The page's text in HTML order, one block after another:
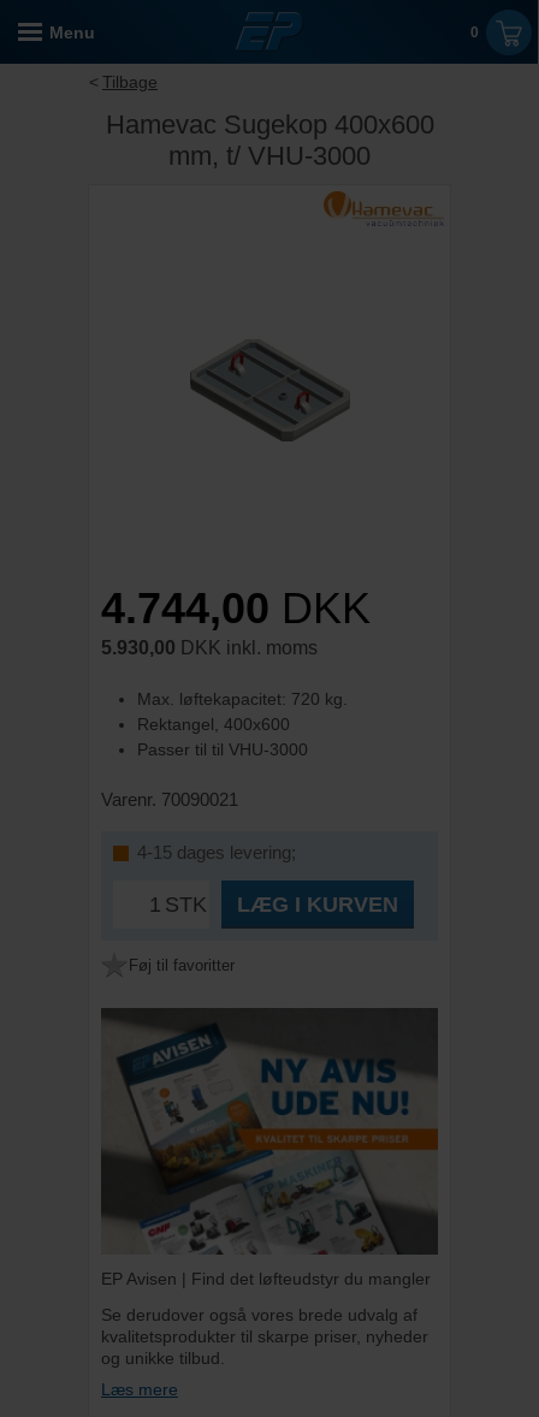
Menu 0
Tilbage
Hamevac Sugekop 400x600
mm, t/ VHU-3000
4.744,00 DKK
5.930,00 DKK inkl. moms
Max. løftekapacitet: 720 kg.
Rektangel, 400x600
Passer til til VHU-3000
Varenr. 70090021
4-15 dages levering;
STK LÆG I KURVEN
Føj til favoritter
EP Avisen | Find det løfteudstyr du mangler
Se derudover også vores brede udvalg af
kvalitetsprodukter til skarpe priser, nyheder
og unikke tilbud.
Læs mere